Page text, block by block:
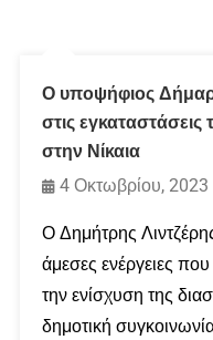
Ο υποψήφιος
στις
στην Νίκαια
4 Οκτωβρίου, 2023
Ο Δημήτρης
άμεσες ενέργειες
την ενίσχυση της
δημοτική